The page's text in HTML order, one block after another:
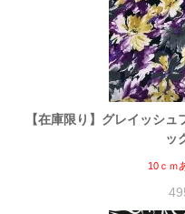
【在庫限り】グレイッシ
ッ
10ｃｍ